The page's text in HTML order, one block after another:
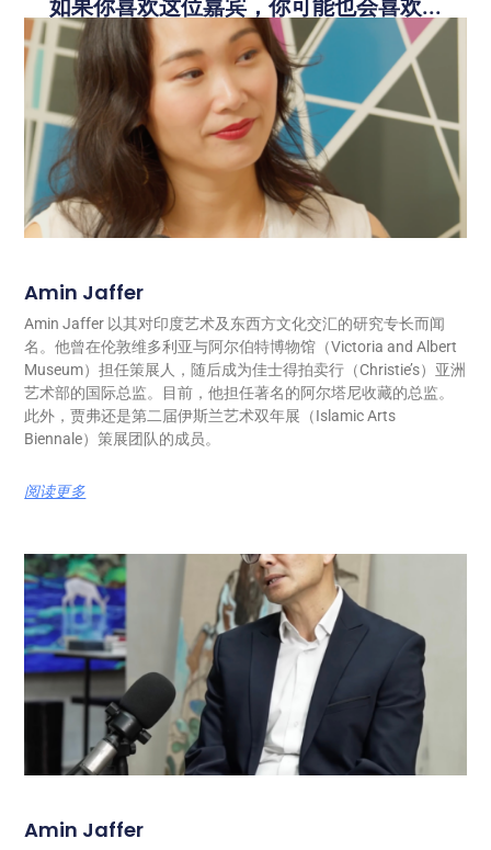
如果你喜欢这位嘉宾，你可能也会喜欢...
Amin Jaffer
Amin Jaffer 以其对印度艺术及东西方文化交汇的研究专长而闻
名。他曾在伦敦维多利亚与阿尔伯特博物馆（Victoria and Albert
Museum）担任策展人，随后成为佳士得拍卖行（Christie’s）亚洲
艺术部的国际总监。目前，他担任著名的阿尔塔尼收藏的总监。
此外，贾弗还是第二届伊斯兰艺术双年展（Islamic Arts
Biennale）策展团队的成员。
阅读更多
Amin Jaffer